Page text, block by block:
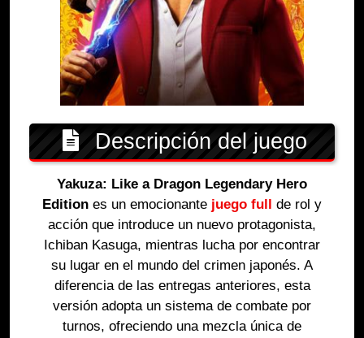
Descripción del juego
Yakuza: Like a Dragon Legendary Hero
Edition es un emocionante juego full
de rol y
acción que introduce un nuevo protagonista,
Ichiban Kasuga, mientras lucha por encontrar
su lugar en el mundo del crimen japonés. A
diferencia de las entregas anteriores, esta
versión adopta un sistema de combate por
turnos, ofreciendo una mezcla única de